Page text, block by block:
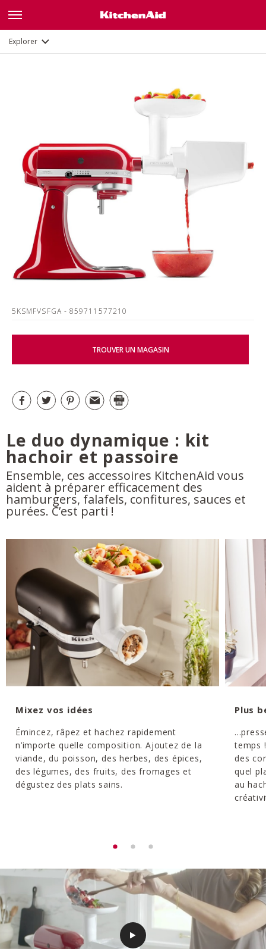
Explorer Description
5KSMFVSFGA - 859711577210
TROUVER UN MAGASIN
Le duo dynamique : kit
hachoir et passoire
Ensemble, ces accessoires KitchenAid vous
aident à préparer efficacement des
hamburgers, falafels, confitures, sauces et
purées. C’est parti !
Mixez vos idées
Émincez, râpez et hachez rapidement
n’importe quelle composition. Ajoutez de la
viande, du poisson, des herbes, des épices,
des légumes, des fruits, des fromages et
dégustez des plats sains.
Plus
temps
des
quel
au